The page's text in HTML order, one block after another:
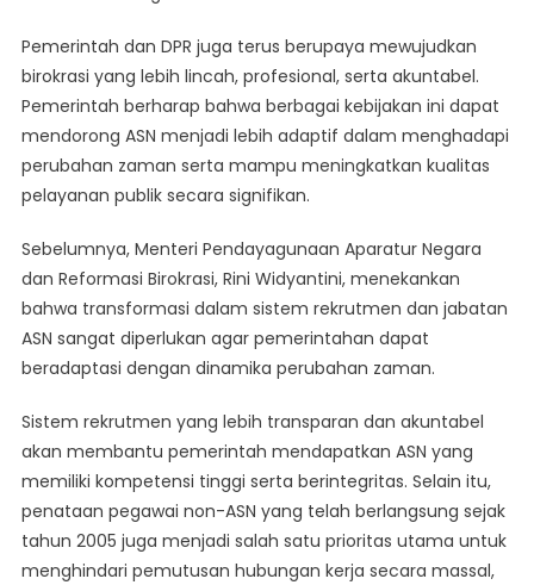
Pemerintah dan DPR juga terus berupaya mewujudkan
birokrasi yang lebih lincah, profesional, serta akuntabel.
Pemerintah berharap bahwa berbagai kebijakan ini dapat
mendorong ASN menjadi lebih adaptif dalam menghadapi
perubahan zaman serta mampu meningkatkan kualitas
pelayanan publik secara signifikan.
Sebelumnya, Menteri Pendayagunaan Aparatur Negara
dan Reformasi Birokrasi, Rini Widyantini, menekankan
bahwa transformasi dalam sistem rekrutmen dan jabatan
ASN sangat diperlukan agar pemerintahan dapat
beradaptasi dengan dinamika perubahan zaman.
Sistem rekrutmen yang lebih transparan dan akuntabel
akan membantu pemerintah mendapatkan ASN yang
memiliki kompetensi tinggi serta berintegritas. Selain itu,
penataan pegawai non-ASN yang telah berlangsung sejak
tahun 2005 juga menjadi salah satu prioritas utama untuk
menghindari pemutusan hubungan kerja secara massal,